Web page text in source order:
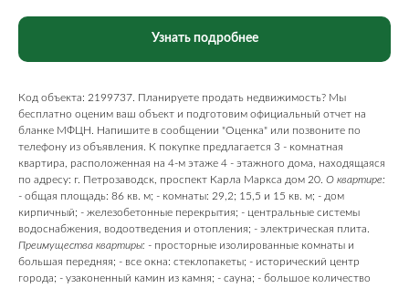
Узнать подробнее
Код объекта: 2199737. Планируете продать недвижимость? Мы
бесплатно оценим ваш объект и подготовим официальный отчет на
бланке МФЦН. Напишите в сообщении "Оценка" или позвоните по
телефону из объявления. К покупке предлагается 3 - комнатная
квартира, расположенная на 4-м этаже 4 - этажного дома, находящаяся
по адресу: г. Петрозаводск, проспект Карла Маркса дом 20. О квартире:
- общая площадь: 86 кв. м; - комнаты: 29,2; 15,5 и 15 кв. м; - дом
кирпичный; - железобетонные перекрытия; - центральные системы
водоснабжения, водоотведения и отопления; - электрическая плита.
Преимущества квартиры: - просторные изолированные комнаты и
большая передняя; - все окна: стеклопакеты; - исторический центр
города; - узаконенный камин из камня; - сауна; - большое количество